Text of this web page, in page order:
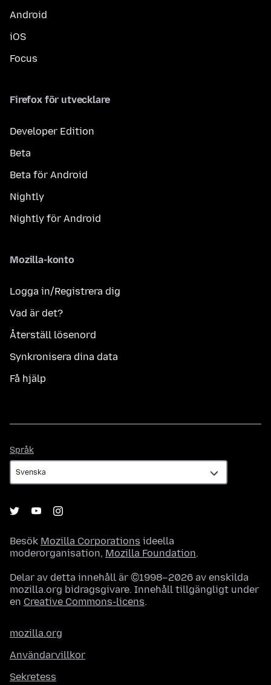
Android
iOS
Focus
Firefox för utvecklare
Developer Edition
Beta
Beta för Android
Nightly
Nightly för Android
Mozilla-konto
Logga in/Registrera dig
Vad är det?
Återställ lösenord
Synkronisera dina data
Få hjälp
Språk
Besök Mozilla Corporations ideella
moderorganisation, Mozilla Foundation.
Delar av detta innehåll är ©1998–2026 av enskilda
mozilla.org bidragsgivare. Innehåll tillgängligt under
en Creative Commons-licens.
mozilla.org
Användarvillkor
Sekretess